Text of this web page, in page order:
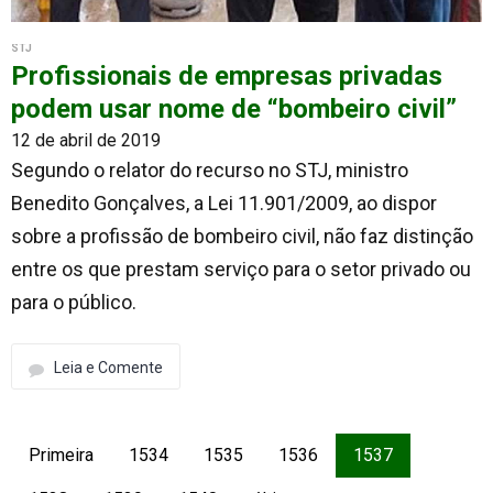
STJ
Profissionais de empresas privadas
podem usar nome de “bombeiro civil”
12 de abril de 2019
Segundo o relator do recurso no STJ, ministro
Benedito Gonçalves, a Lei 11.901/2009, ao dispor
sobre a profissão de bombeiro civil, não faz distinção
entre os que prestam serviço para o setor privado ou
para o público.
Leia e Comente
Primeira 1534 1535 1536 1537